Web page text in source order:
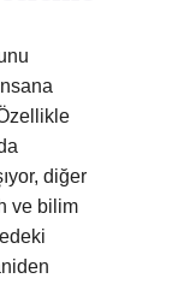
diğer
ve bilim